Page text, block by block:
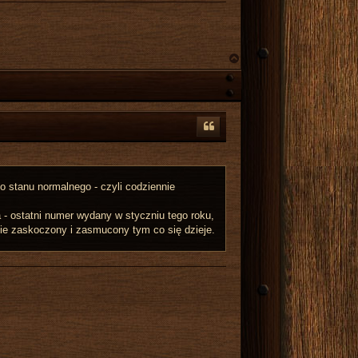
stanu normalnego - czyli codziennie
ostatni numer wydany w styczniu tego roku,
zaskoczony i zasmucony tym co się dzieje.